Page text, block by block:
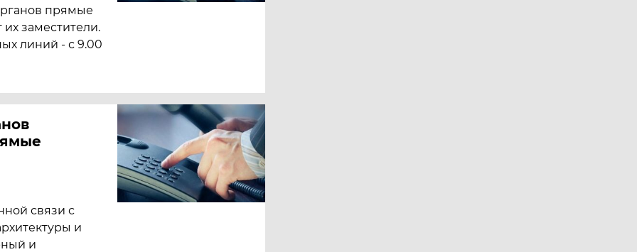
прямые
заместители.
линий - с 9.00
связи с
и
и